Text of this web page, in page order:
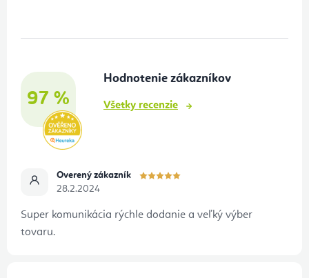
97 %
Hodnotenie zákazníkov
Všetky recenzie
Overený zákazník
28.2.2024
Super komunikácia rýchle dodanie a veľký výber
tovaru.